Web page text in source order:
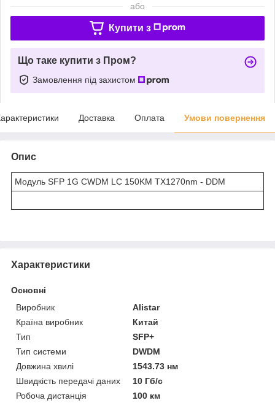
або
Купити з
Що таке купити з Пром?
Замовлення під захистом
Доставка Оплата Умови повернення
Опис
Модуль SFP 1G CWDM LC 150KM TX1270nm - DDM
Характеристики
Основні
Виробник
Alistar
Країна виробник
Китай
Тип
SFP+
Тип системи
DWDM
Довжина хвилі
1543.73 нм
Швидкість передачі даних
10 Гб/с
Робоча дистанція
100 км